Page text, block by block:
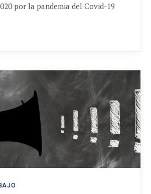
por la pandemia del Covid-19